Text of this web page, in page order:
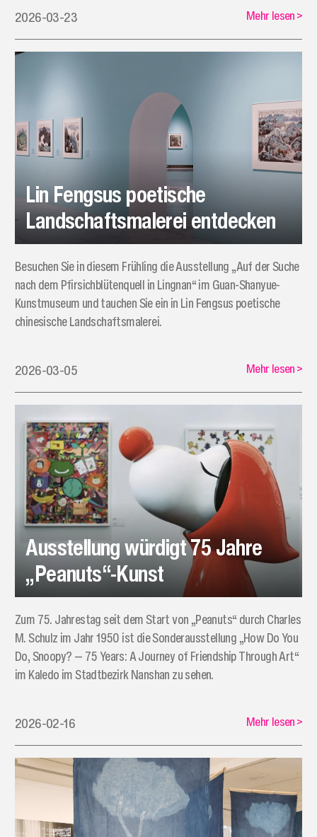
2026-03-23 Mehr lesen>
Lin Fengsus poetische
Landschaftsmalerei entdecken
Besuchen Sie in diesem Frühling die Ausstellung „Auf der Suche
nach dem Pfirsichblütenquell in Lingnan“ im Guan-Shanyue-
Kunstmuseum und tauchen Sie ein in Lin Fengsus poetische
chinesische Landschaftsmalerei.
2026-03-05 Mehr lesen>
Ausstellung würdigt 75 Jahre
„Peanuts“-Kunst
Zum 75. Jahrestag seit dem Start von „Peanuts“ durch Charles
M. Schulz im Jahr 1950 ist die Sonderausstellung „How Do You
Do, Snoopy? — 75 Years: A Journey of Friendship Through Art“
im Kaledo im Stadtbezirk Nanshan zu sehen.
2026-02-16 Mehr lesen>